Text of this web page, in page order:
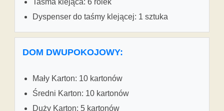
Taśma klejąca: 6 rolek
Dyspenser do taśmy klejącej: 1 sztuka
DOM DWUPOKOJOWY:
Mały Karton: 10 kartonów
Średni Karton: 10 kartonów
Duży Karton: 5 kartonów